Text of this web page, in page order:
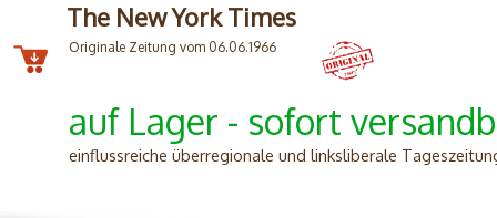
The New York Times
Originale Zeitung vom 06.06.1966
auf Lager - sofort
einflussreiche überregionale und linksliberale